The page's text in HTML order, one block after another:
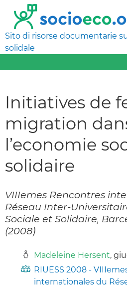
Sito di risorse documentarie
solidale
Initiatives de
migration
l’economie
solidaire
VIIIemes Rencontres
Réseau Inter-
Sociale et Solidaire,
(2008)
Madeleine Hersent,
RIUESS 2008 -
internationales du